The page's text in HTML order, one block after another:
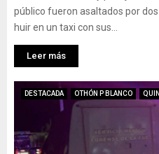
público fueron asaltados por
huir en un taxi con sus...
Leer más
DESTACADA OTHÓN P BLANCO